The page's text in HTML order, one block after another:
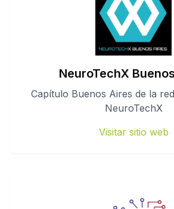
NeuroTechX
Capítulo Buenos Aires de la
NeuroTechX
Visitar sitio web